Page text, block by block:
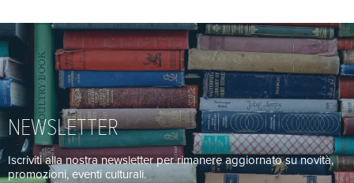
NEWSLETTER
Iscriviti alla nostra newsletter per rimanere aggiornato su novità,
promozioni, eventi culturali.